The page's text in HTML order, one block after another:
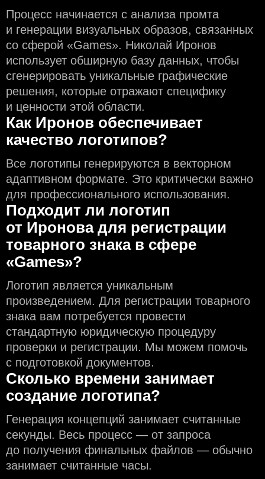
Процесс начинается с анализа промта
и генерации визуальных образов, связанных
со сферой «Games». Николай Иронов
использует обширную базу данных, чтобы
сгенерировать уникальные графические
решения, которые отражают специфику
и ценности этой области.
Как Иронов обеспечивает
качество логотипов?
Все логотипы генерируются в векторном
адаптивном формате. Это критически важно
для профессионального использования.
Подходит ли логотип
от Иронова для регистрации
товарного знака в сфере
«Games»?
Логотип является уникальным
произведением. Для регистрации товарного
знака вам потребуется провести
стандартную юридическую процедуру
проверки и регистрации. Мы можем помочь
с подготовкой документов.
Сколько времени занимает
создание логотипа?
Генерация концепций занимает считанные
секунды. Весь процесс — от запроса
до получения финальных файлов — обычно
занимает считанные часы.